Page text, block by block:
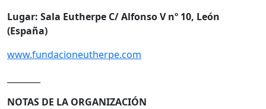
Lugar: Sala Eutherpe C/ Alfonso V nº 10, León
(España)
www.fundacioneutherpe.com
NOTAS DE LA ORGANIZACIÓN